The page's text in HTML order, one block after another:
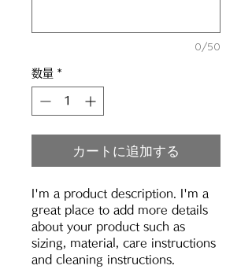
0/50
数量 *
カートに追加する
I'm a product description. I'm a
great place to add more details
about your product such as
sizing, material, care instructions
and cleaning instructions.